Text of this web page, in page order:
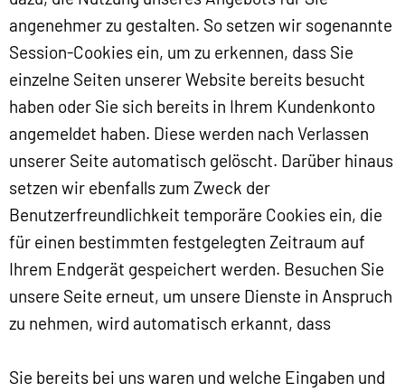
angenehmer zu gestalten. So setzen wir sogenannte
Session-Cookies ein, um zu erkennen, dass Sie
einzelne Seiten unserer Website bereits besucht
haben oder Sie sich bereits in Ihrem Kundenkonto
angemeldet haben. Diese werden nach Verlassen
unserer Seite automatisch gelöscht. Darüber hinaus
setzen wir ebenfalls zum Zweck der
Benutzerfreundlichkeit temporäre Cookies ein, die
für einen bestimmten festgelegten Zeitraum auf
Ihrem Endgerät gespeichert werden. Besuchen Sie
unsere Seite erneut, um unsere Dienste in Anspruch
zu nehmen, wird automatisch erkannt, dass
Sie bereits bei uns waren und welche Eingaben und